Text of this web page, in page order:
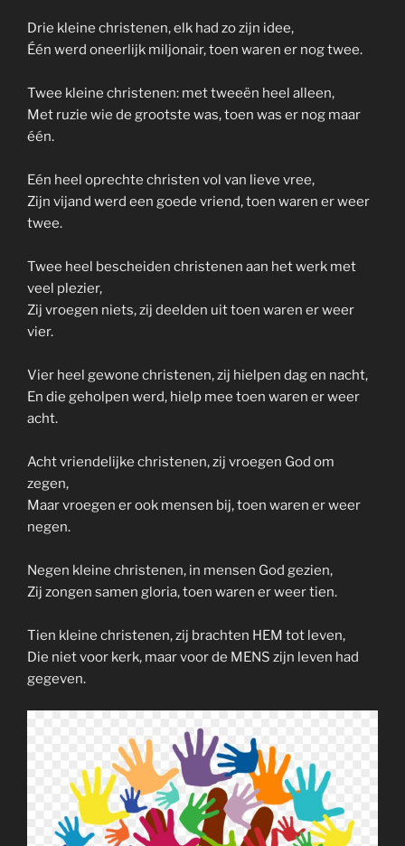
Drie kleine christenen, elk had zo zijn idee,
Één werd oneerlijk miljonair, toen waren er nog twee.
Twee kleine christenen: met tweeën heel alleen,
Met ruzie wie de grootste was, toen was er nog maar
één.
Eén heel oprechte christen vol van lieve vree,
Zijn vijand werd een goede vriend, toen waren er weer
twee.
Twee heel bescheiden christenen aan het werk met
veel plezier,
Zij vroegen niets, zij deelden uit toen waren er weer
vier.
Vier heel gewone christenen, zij hielpen dag en nacht,
En die geholpen werd, hielp mee toen waren er weer
acht.
Acht vriendelijke christenen, zij vroegen God om
zegen,
Maar vroegen er ook mensen bij, toen waren er weer
negen.
Negen kleine christenen, in mensen God gezien,
Zij zongen samen gloria, toen waren er weer tien.
Tien kleine christenen, zij brachten HEM tot leven,
Die niet voor kerk, maar voor de MENS zijn leven had
gegeven.